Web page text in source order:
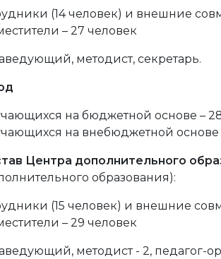
(14 человек) и внешние
– 27 человек
методист, секретарь.
на бюджетной основе –
на внебюджетной основе
Центра дополнительного
образования):
(15 человек) и внешние
– 29 человек
методист - 2, педагог-